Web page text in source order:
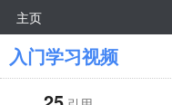
主页
入门学习视频